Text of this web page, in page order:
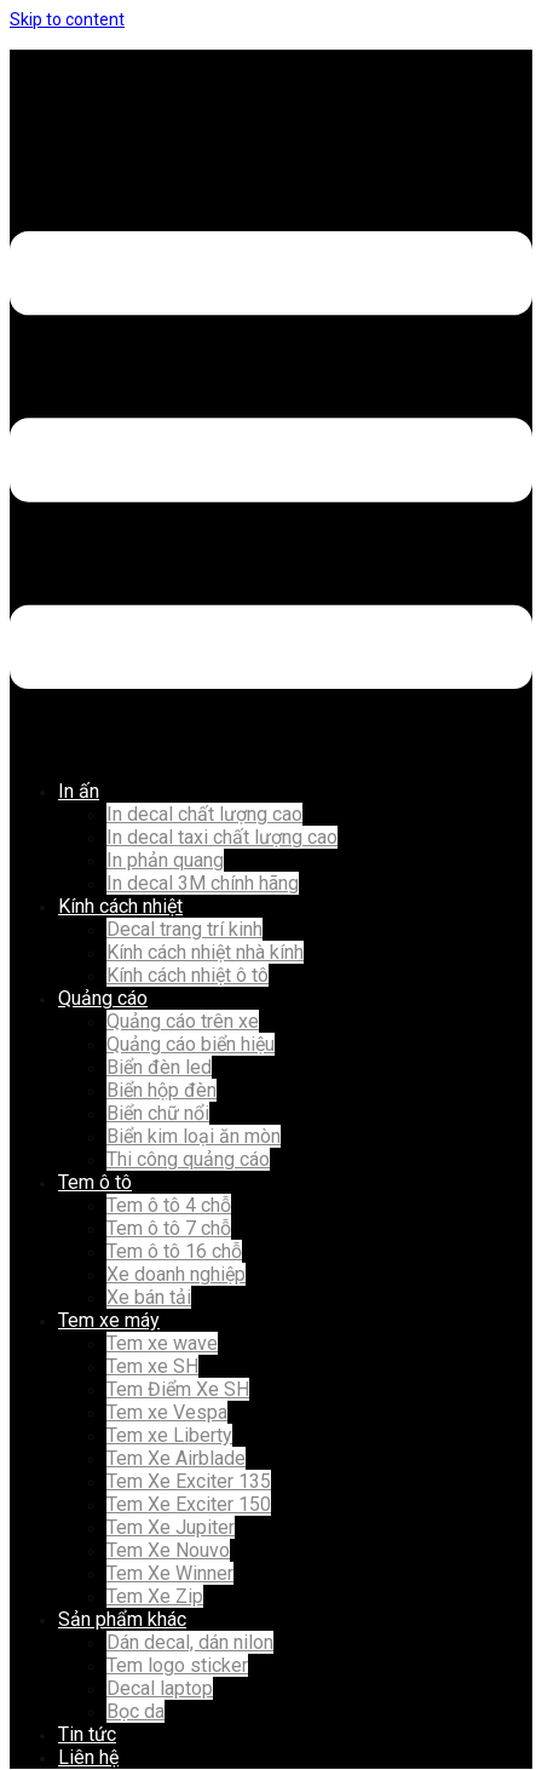
Skip to content
In ấn
In decal chất lượng cao
In decal taxi chất lượng cao
In phản quang
In decal 3M chính hãng
Kính cách nhiệt
Decal trang trí kinh
Kính cách nhiệt nhà kính
Kính cách nhiệt ô tô
Quảng cáo
Quảng cáo trên xe
Quảng cáo biển hiệu
Biển đèn led
Biển hộp đèn
Biển chữ nổi
Biển kim loại ăn mòn
Thi công quảng cáo
Tem ô tô
Tem ô tô 4 chỗ
Tem ô tô 7 chỗ
Tem ô tô 16 chỗ
Xe doanh nghiệp
Xe bán tải
Tem xe máy
Tem xe wave
Tem xe SH
Tem Điểm Xe SH
Tem xe Vespa
Tem xe Liberty
Tem Xe Airblade
Tem Xe Exciter 135
Tem Xe Exciter 150
Tem Xe Jupiter
Tem Xe Nouvo
Tem Xe Winner
Tem Xe Zip
Sản phẩm khác
Dán decal, dán nilon
Tem logo sticker
Decal laptop
Bọc da
Tin tức
Liên hệ